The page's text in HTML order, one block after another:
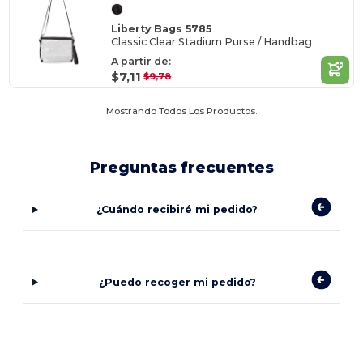
Liberty Bags 5785
Classic Clear Stadium Purse / Handbag
A partir de:
$7,11 $9,78
Mostrando Todos Los Productos.
Preguntas frecuentes
¿Cuándo recibiré mi pedido?
¿Puedo recoger mi pedido?